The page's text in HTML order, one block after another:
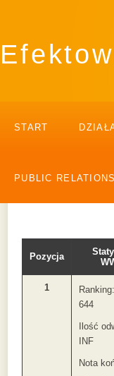
START
PUBLIC RELATIONS
Pozycja
1
644
Ilość
INF
Nota